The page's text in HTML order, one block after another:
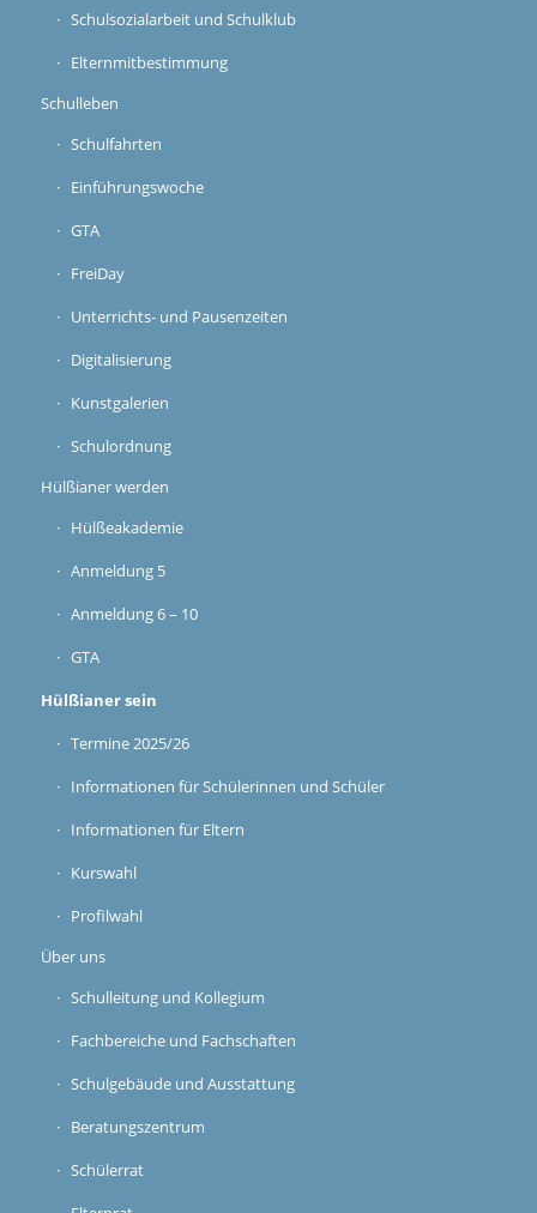
Schulsozialarbeit und Schulklub
Elternmitbestimmung
Schulleben
Schulfahrten
Einführungswoche
GTA
FreiDay
Unterrichts- und Pausenzeiten
Digitalisierung
Kunstgalerien
Schulordnung
Hülßianer werden
Hülßeakademie
Anmeldung 5
Anmeldung 6 – 10
GTA
Hülßianer sein
Termine 2025/26
Informationen für Schülerinnen und Schüler
Informationen für Eltern
Kurswahl
Profilwahl
Über uns
Schulleitung und Kollegium
Fachbereiche und Fachschaften
Schulgebäude und Ausstattung
Beratungszentrum
Schülerrat